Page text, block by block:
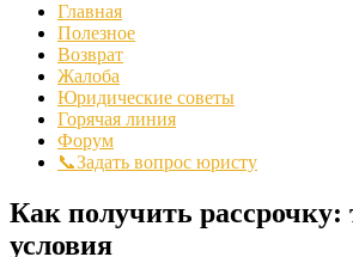
Главная
Полезное
Возврат
Жалоба
Юридические советы
Горячая линия
Форум
📞Задать вопрос юристу
Как получить рассрочку:
условия